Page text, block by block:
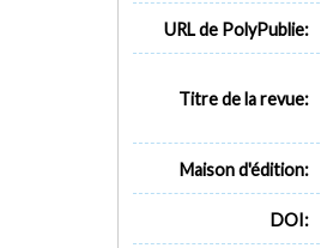
URL de PolyPublie:
Titre de la revue:
Maison d'édition:
DOI: